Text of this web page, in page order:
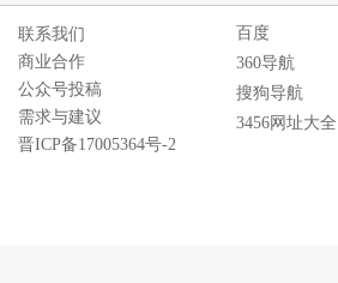
联系我们
商业合作
公众号投稿
需求与建议
晋ICP备17005364号-2
百度
360导航
搜狗导航
3456网址大全